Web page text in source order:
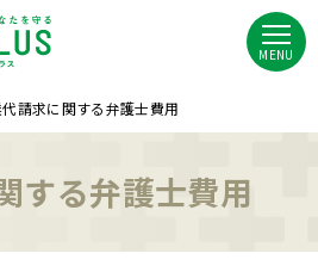
MENU
請求に関する弁護士費用
する弁護士費用